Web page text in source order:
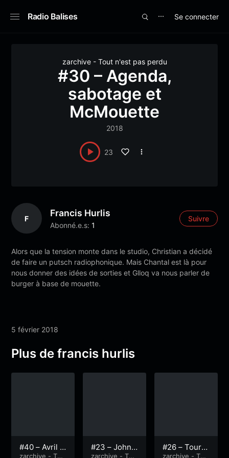
Radio Balises ⋯ Se connecter
zarchive - Tout n'est pas perdu
#30 – Agenda,
sabotage et
McMouette
2018
23
F Francis Hurlis
Abonné.e.s: 1
Suivre
Alors que la tension monte dans le studio, Christian a décidé
de faire un putsch radiophonique. Mais Chantal est là pour
nous donner des idées de sorties et Glloq va nous parler de
burger à base de mouette.
5 février 2018
Plus de francis hurlis
#40 – Avril e
zarchive - Tou
#23 – Johnn
zarchive - Tou
#26 – Tour d
zarchive - Tou